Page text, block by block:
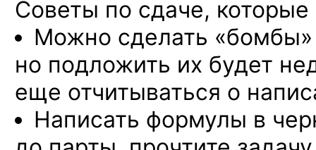
Советы по сдаче,
Можно сделать «бомбы»
но подложить их будет
еще отчитываться о
Написать формулы в